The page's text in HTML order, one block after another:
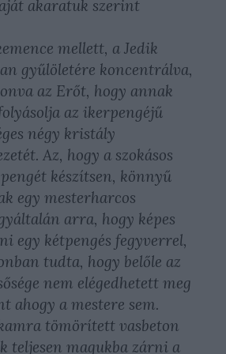
akaratuk szerint
mellett, a Jedik
gyűlöletére koncentrálva,
az Erőt, hogy annak
az ikerpengéjű
négy kristály
Az, hogy a szokásos
készítsen, könnyű
egy mesterharcos
arra, hogy képes
egy kétpengés fegyverrel,
tudta, hogy belőle az
nem elégedhetett meg
ahogy a mestere sem.
tömörített vasbeton
teljesen magukba zárni a